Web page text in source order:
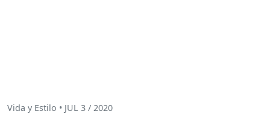
Vida y Estilo • JUL 3 / 2020